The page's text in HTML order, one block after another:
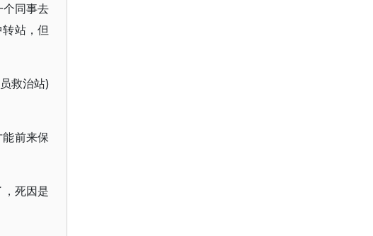
个同事去
站，但
救治站)
前来保
死因是